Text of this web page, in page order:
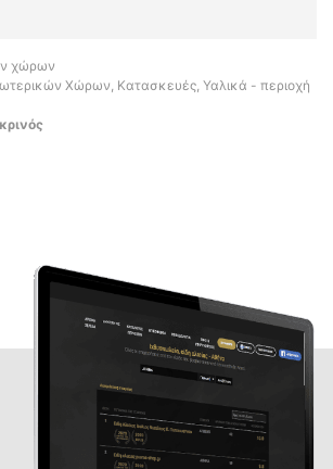
χώρων
Χώρων, Κατασκευές, Υαλικά - περιοχή